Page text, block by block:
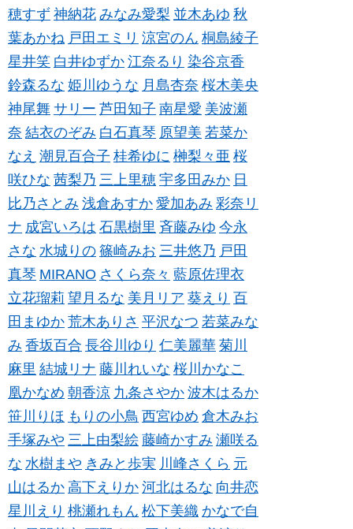
穂すず 神納花 みなみ愛梨 並木あゆ 秋
葉あかね 戸田エミリ 涼宮のん 桐島綾子
星井笑 白井ゆずか 江奈るり 染谷京香
鈴森るな 姫川ゆうな 月島杏奈 桜木美央
神尾舞 サリー 芦田知子 南星愛 美波瀬
奈 結衣のぞみ 白石真琴 原望美 若菜か
なえ 潮見百合子 桂希ゆに 榊梨々亜 桜
咲ひな 茜梨乃 三上里穂 宇多田みか 日
比乃さとみ 浅倉あすか 愛加あみ 彩奈リ
ナ 成宮いろは 石黒樹里 斉藤みゆ 今永
さな 水城りの 篠崎みお 三井悠乃 戸田
真琴 MIRANO さくら奈々 藍原佐理衣
立花瑠莉 望月るな 美月リア 葵えり 百
田まゆか 荒木ありさ 平沢なつ 若菜みな
み 香坂百合 長谷川ゆり 仁美麗華 菊川
麻里 結城リナ 藤川れいな 桜川かなこ
凰かなめ 朝香涼 九条さやか 波木はるか
笹川りほ もりの小鳥 西宮ゆめ 倉木みお
手塚みや 三上由梨絵 藤崎かすみ 瀬咲る
な 水樹まや きみと歩実 川峰さくら 元
山はるか 高下えりか 河北はるな 向井恋
星川えり 桃瀬れもん 松下美織 かなで自